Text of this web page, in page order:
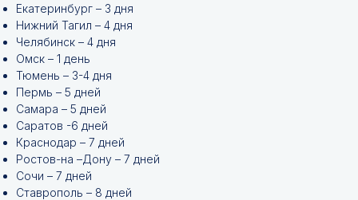
Екатеринбург – 3 дня
Нижний Тагил – 4 дня
Челябинск – 4 дня
Омск – 1 день
Тюмень – 3-4 дня
Пермь – 5 дней
Самара – 5 дней
Саратов -6 дней
Краснодар – 7 дней
Ростов-на –Дону – 7 дней
Сочи – 7 дней
Ставрополь – 8 дней